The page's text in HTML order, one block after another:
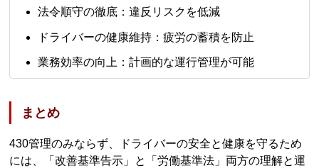
法令順守の徹底：違反リスクを低減
ドライバーの健康維持：疲労の蓄積を防止
業務効率の向上：計画的な運行管理が可能
まとめ
430管理のみならず、ドライバーの安全と健康を守るため
には、「改善基準告示」と「労働基準法」両方の理解と運